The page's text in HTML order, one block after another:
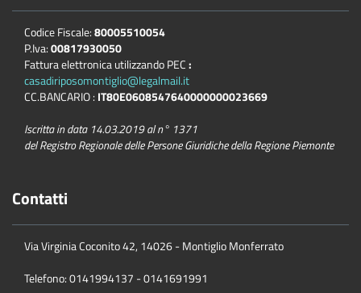
Codice Fiscale:80005510054
P.Iva:00817930050
Fattura elettronica utilizzando PEC:
casadiriposomontiglio@legalmail.it
CC.BANCARIO : IT80E0608547640000000023669
Iscritta in data 14.03.2019 al n° 1371
del Registro Regionale delle Persone Giuridiche della Regione Piemonte
Contatti
Via Virginia Coconito 42, 14026 - Montiglio Monferrato
Telefono: 0141994137 - 0141691991